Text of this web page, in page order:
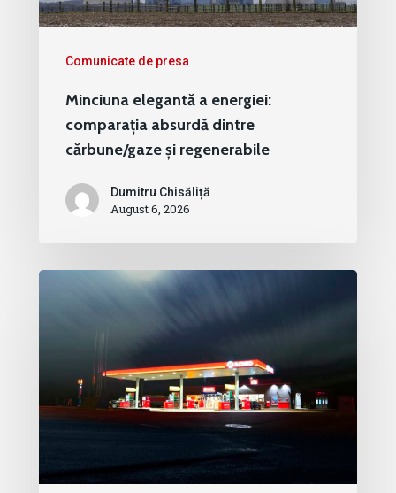
Comunicate de presa
Minciuna elegantă a energiei:
comparația absurdă dintre
cărbune/gaze și regenerabile
Dumitru Chisăliță
August 6, 2026